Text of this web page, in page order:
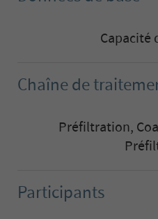
Capacité
Chaîne de
Préfiltration,
Participants